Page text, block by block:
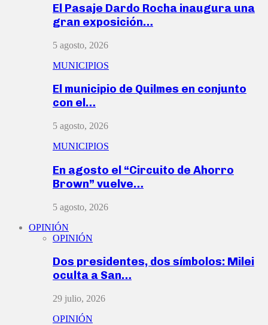
El Pasaje Dardo Rocha inaugura una
gran exposición…
5 agosto, 2026
MUNICIPIOS
El municipio de Quilmes en conjunto
con el…
5 agosto, 2026
MUNICIPIOS
En agosto el “Circuito de Ahorro
Brown” vuelve…
5 agosto, 2026
OPINIÓN
OPINIÓN
Dos presidentes, dos símbolos: Milei
oculta a San…
29 julio, 2026
OPINIÓN